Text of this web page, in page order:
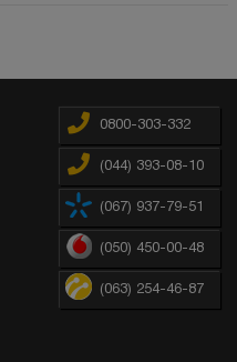
0800-303-332
(044) 393-08-10
(067) 937-79-51
(050) 450-00-48
(063) 254-46-87